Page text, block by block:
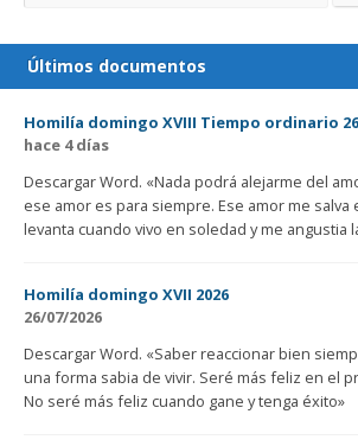
Últimos documentos
Homilía domingo XVIII Tiempo ordinario 26
hace 4 días
Descargar Word. «Nada podrá alejarme del
ese amor es para siempre. Ese amor me salva
levanta cuando vivo en soledad y me angustia
Homilía domingo XVII 2026
26/07/2026
Descargar Word. «Saber reaccionar bien
una forma sabia de vivir. Seré más feliz en el
No seré más feliz cuando gane y tenga éxito»